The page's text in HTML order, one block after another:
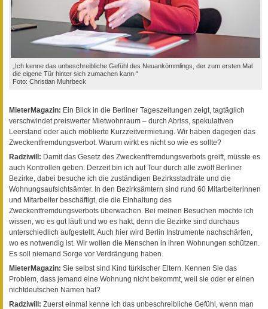
„Ich kenne das unbeschreibliche Gefühl des Neuankömmlings, der zum ersten Mal
die eigene Tür hinter sich zumachen kann.“
Foto: Christian Muhrbeck
MieterMagazin: Ein Blick in die Berliner Tageszeitungen zeigt, tagtäglich
verschwindet preiswerter Mietwohnraum – durch Abriss, spekulativen
Leerstand oder auch möblierte Kurzzeitvermietung. Wir haben dagegen das
Zweckentfremdungsverbot. Warum wirkt es nicht so wie es sollte?
Radziwill: Damit das Gesetz des Zweckentfremdungsverbots greift, müsste es
auch Kontrollen geben. Derzeit bin ich auf Tour durch alle zwölf Berliner
Bezirke, dabei besuche ich die zuständigen Bezirksstadträte und die
Wohnungsaufsichtsämter. In den Bezirksämtern sind rund 60 Mitarbeiterinnen
und Mitarbeiter beschäftigt, die die Einhaltung des
Zweckentfremdungsverbots überwachen. Bei meinen Besuchen möchte ich
wissen, wo es gut läuft und wo es hakt, denn die Bezirke sind durchaus
unterschiedlich aufgestellt. Auch hier wird Berlin Instrumente nachschärfen,
wo es notwendig ist. Wir wollen die Menschen in ihren Wohnungen schützen.
Es soll niemand Sorge vor Verdrängung haben.
MieterMagazin: Sie selbst sind Kind türkischer Eltern. Kennen Sie das
Problem, dass jemand eine Wohnung nicht bekommt, weil sie oder er einen
nichtdeutschen Namen hat?
Radziwill: Zuerst einmal kenne ich das unbeschreibliche Gefühl, wenn man